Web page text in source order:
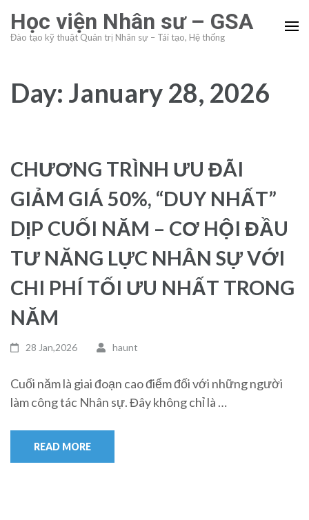
content
Enter)
Học viện Nhân sư – GSA
Đào tạo kỹ thuật Quản trị Nhân sự – Tái tạo, Hệ thống
Day: January 28, 2026
CHƯƠNG TRÌNH ƯU ĐÃI
GIẢM GIÁ 50%, “DUY NHẤT”
DỊP CUỐI NĂM – CƠ HỘI ĐẦU
TƯ NĂNG LỰC NHÂN SỰ VỚI
CHI PHÍ TỐI ƯU NHẤT TRONG
NĂM
28 Jan,2026 haunt
Cuối năm là giai đoạn cao điểm đối với những người
làm công tác Nhân sự. Đây không chỉ là …
READ MORE